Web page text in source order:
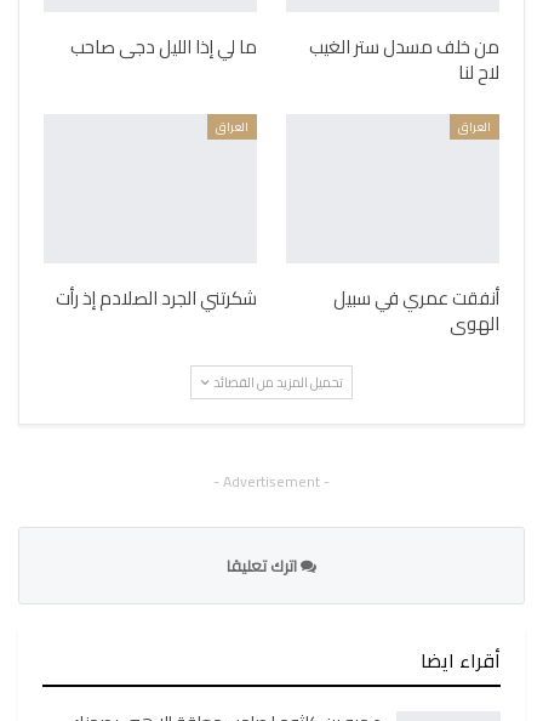
من خلف مسدل ستر الغيب
لاح لنا
ما لي إذا الليل دجى صاحب
العراق
أنفقت عمري في سبيل
الهوى
العراق
شكرتني الجرد الصلادم إذ رأت
تحميل المزيد من القصائد
- Advertisement -
اترك تعليقا
أقراء ايضا